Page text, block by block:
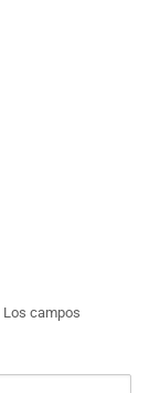
Los campos